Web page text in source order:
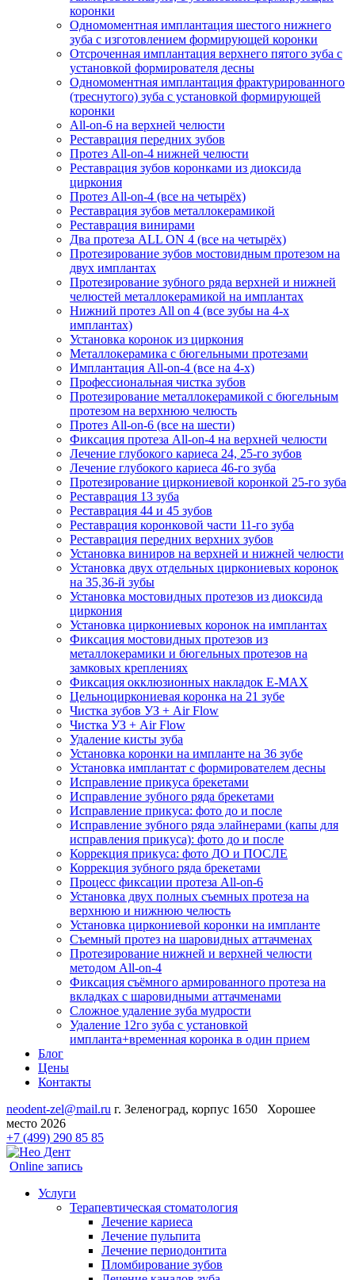
коронки
Одномоментная имплантация шестого нижнего
зуба c изготовлением формирующей коронки
Отсроченная имплантация верхнего пятого зуба с
установкой формирователя десны
Одномоментная имплантация фрактурированного
(треснутого) зуба с установкой формирующей
коронки
All-on-6 на верхней челюсти
Реставрация передних зубов
Протез All-on-4 нижней челюсти
Реставрация зубов коронками из диоксида
циркония
Протез All-on-4 (все на четырёх)
Реставрация зубов металлокерамикой
Реставрация винирами
Два протеза ALL ON 4 (все на четырёх)
Протезирование зубов мостовидным протезом на
двух имплантах
Протезирование зубного ряда верхней и нижней
челюстей металлокерамикой на имплантах
Нижний протез All on 4 (все зубы на 4-х
имплантах)
Установка коронок из циркония
Металлокерамика с бюгельными протезами
Имплантация All-on-4 (все на 4-х)
Профессиональная чистка зубов
Протезирование металлокерамикой с бюгельным
протезом на верхнюю челюсть
Протез All-on-6 (все на шести)
Фиксация протеза All-on-4 на верхней челюсти
Лечение глубокого кариеса 24, 25-го зубов
Лечение глубокого кариеса 46-го зуба
Протезирование циркониевой коронкой 25-го зуба
Реставрация 13 зуба
Реставрация 44 и 45 зубов
Реставрация коронковой части 11-го зуба
Реставрация передних верхних зубов
Установка виниров на верхней и нижней челюсти
Установка двух отдельных циркониевых коронок
на 35,36-й зубы
Установка мостовидных протезов из диоксида
циркония
Установка циркониевых коронок на имплантах
Фиксация мостовидных протезов из
металлокерамики и бюгельных протезов на
замковых креплениях
Фиксация окклюзионных накладок E-MAX
Цельноциркониевая коронка на 21 зубе
Чистка зубов УЗ + Air Flow
Чистка УЗ + Air Flow
Удаление кисты зуба
Установка коронки на импланте на 36 зубе
Установка имплантат с формирователем десны
Исправление прикуса брекетами
Исправление зубного ряда брекетами
Исправление прикуса: фото до и после
Исправление зубного ряда элайнерами (капы для
исправления прикуса): фото до и после
Коррекция прикуса: фото ДО и ПОСЛЕ
Коррекция зубного ряда брекетами
Процесс фиксации протеза All-on-6
Установка двух полных съемных протеза на
верхнюю и нижнюю челюсть
Установка циркониевой коронки на импланте
Съемный протез на шаровидных аттачменах
Протезирование нижней и верхней челюсти
методом All-on-4
Фиксация съёмного армированного протеза на
вкладках с шаровидными аттачменами
Сложное удаление зуба мудрости
Удаление 12го зуба с установкой
импланта+временная коронка в один прием
Блог
Цены
Контакты
neodent-zel@mail.ru г. Зеленоград, корпус 1650
Хорошее
место 2026
+7 (499) 290 85 85
Online запись
Услуги
Терапевтическая стоматология
Лечение кариеса
Лечение пульпита
Лечение периодонтита
Пломбирование зубов